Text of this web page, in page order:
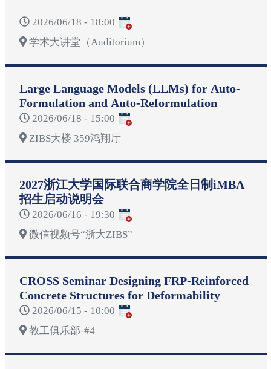
2026/06/18 - 18:00
学术大讲堂（Auditorium）
Large Language Models (LLMs) for Auto-
Formulation and Auto-Reformulation
2026/06/18 - 15:00
ZIBS大楼 359鸿翔厅
2027浙江大学国际联合商学院全日制iMBA
招生启动说明会
2026/06/16 - 19:30
微信视频号“浙大ZIBS”
CROSS Seminar Designing FRP-Reinforced
Concrete Structures for Deformability
2026/06/15 - 10:00
教工俱乐部-#4